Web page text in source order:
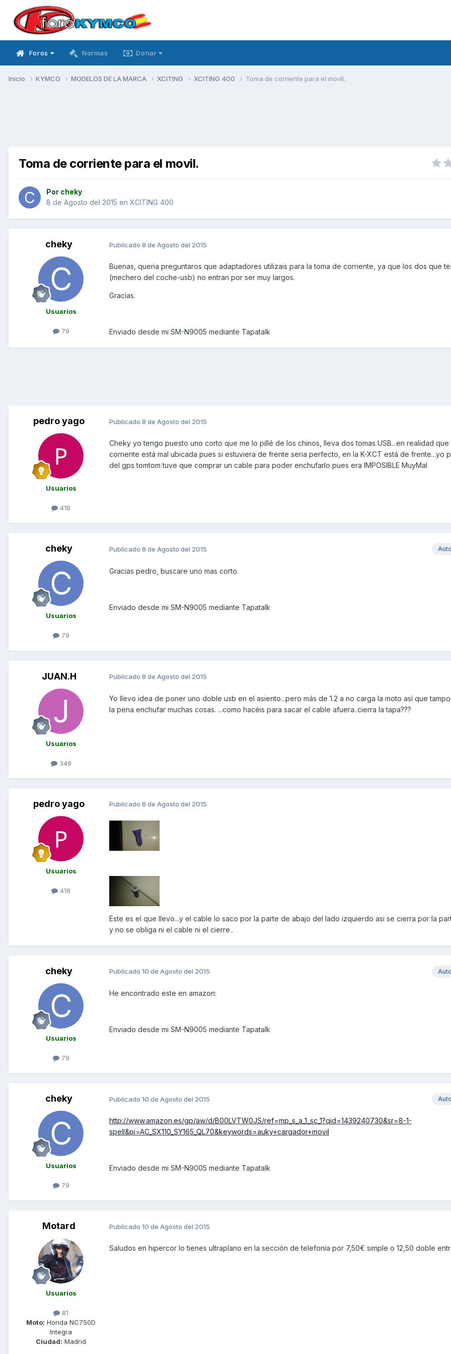
Foros Normas Donar
Inicio KYMCO MODELOS DE LA MARCA XCITING XCITING 400 Toma de corriente para el movil.
Toma de corriente para el movil.
Por cheky
8 de Agosto del 2015 en XCITING 400
cheky
Usuarios
79
Publicado 8 de Agosto del 2015
Buenas, queria preguntaros que adaptadores utilizais para la toma de corriente, ya que los dos que
(mechero del coche-usb) no entran por ser muy largos.
Gracias.
Enviado desde mi SM-N9005 mediante Tapatalk
pedro yago
Usuarios
418
Publicado 8 de Agosto del 2015
Cheky yo tengo puesto uno corto que me lo pillé de los chinos, lleva dos tomas USB...en realidad que
corriente está mal ubicada pues si estuviera de frente seria perfecto, en la K-XCT está de frente...yo
del gps tomtom tuve que comprar un cable para poder enchufarlo pues era IMPOSIBLE MuyMal
cheky
Usuarios
79
Publicado 8 de Agosto del 2015
Gracias pedro, buscare uno mas corto.
Enviado desde mi SM-N9005 mediante Tapatalk
JUAN.H
Usuarios
349
Publicado 8 de Agosto del 2015
Yo llevo idea de poner uno doble usb en el asiento...pero más de 1.2 a no carga la moto así que
la pena enchufar muchas cosas. ...como hacéis para sacar el cable afuera..cierra la tapa???
pedro yago
Usuarios
418
Publicado 8 de Agosto del 2015
Este es el que llevo...y el cable lo saco por la parte de abajo del lado izquierdo asi se cierra por la
y no se obliga ni el cable ni el cierre..
cheky
Usuarios
79
Publicado 10 de Agosto del 2015
He encontrado este en amazon:
Enviado desde mi SM-N9005 mediante Tapatalk
cheky
Usuarios
79
Publicado 10 de Agosto del 2015
http://www.amazon.es/gp/aw/d/B00LVTW0JS/ref=mp_s_a_1_sc_1?qid=1439240730&sr=8-1-
spell&pi=AC_SX110_SY165_QL70&keywords=auky+cargador+movil
Enviado desde mi SM-N9005 mediante Tapatalk
Motard
Usuarios
81
Moto: Honda NC750D
Integra
Ciudad: Madrid
Publicado 10 de Agosto del 2015
Saludos en hipercor lo tienes ultraplano en la sección de telefonía por 7,50€ simple o 12,50 doble